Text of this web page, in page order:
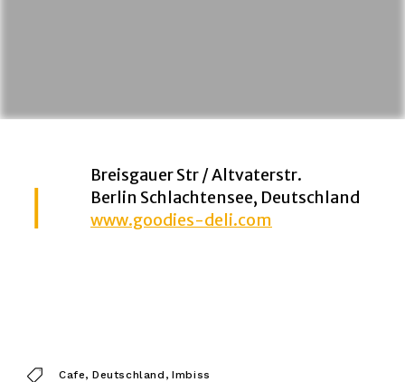
Breisgauer Str / Altvaterstr.
Berlin Schlachtensee, Deutschland
www.goodies-deli.com
Cafe Deutschland Imbiss